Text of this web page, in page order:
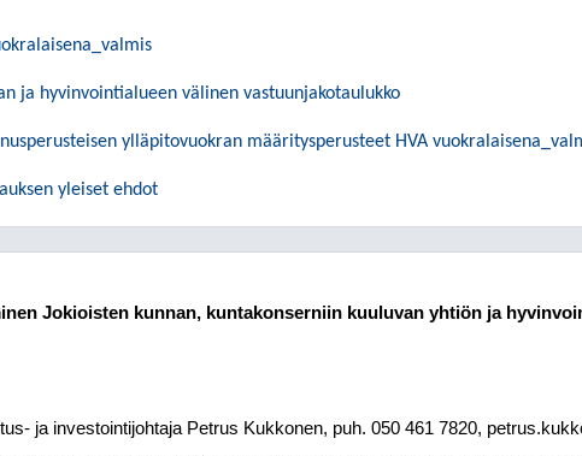
ja hyvinvointialueen välinen vastuunjakotaulukko
ylläpitovuokran määritysperusteet HVA
yleiset ehdot
Jokioisten kunnan, kuntakonserniin kuuluvan yhtiön ja
ja investointijohtaja Petrus Kukkonen, puh. 050 461 7820,